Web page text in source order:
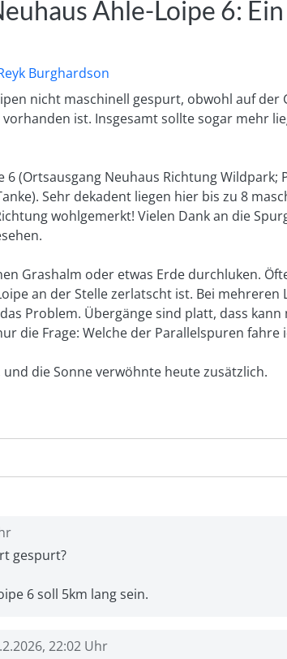
Ahle-Loipe 6:
Burghardson
nicht maschinell gespurt, obwohl auf der
ist. Insgesamt sollte sogar mehr
6 (Ortsausgang Neuhaus Richtung Wildpark;
Sehr dekadent liegen hier bis zu 8
wohlgemerkt! Vielen Dank an die
Grashalm oder etwas Erde durchluken.
an der Stelle zerlatscht ist. Bei mehreren
Problem. Übergänge sind platt, dass kann
die Frage: Welche der Parallelspuren fahre
die Sonne verwöhnte heute zusätzlich.
gespurt?
6 soll 5km lang sein.
22:02 Uhr